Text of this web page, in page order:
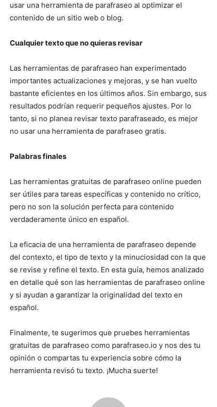
usar una herramienta de parafraseo al optimizar el
contenido de un sitio web o blog.
Cualquier texto que no quieras revisar
Las herramientas de parafraseo han experimentado
importantes actualizaciones y mejoras, y se han vuelto
bastante eficientes en los últimos años. Sin embargo, sus
resultados podrían requerir pequeños ajustes. Por lo
tanto, si no planea revisar texto parafraseado, es mejor
no usar una herramienta de parafraseo gratis.
Palabras finales
Las herramientas gratuitas de parafraseo online pueden
ser útiles para tareas específicas y contenido no crítico,
pero no son la solución perfecta para contenido
verdaderamente único en español.
La eficacia de una herramienta de parafraseo depende
del contexto, el tipo de texto y la minuciosidad con la que
se revise y refine el texto. En esta guía, hemos analizado
en detalle qué son las herramientas de parafraseo online
y si ayudan a garantizar la originalidad del texto en
español.
Finalmente, te sugerimos que pruebes herramientas
gratuitas de parafraseo como parafraseo.io y nos des tu
opinión o compartas tu experiencia sobre cómo la
herramienta revisó tu texto. ¡Mucha suerte!